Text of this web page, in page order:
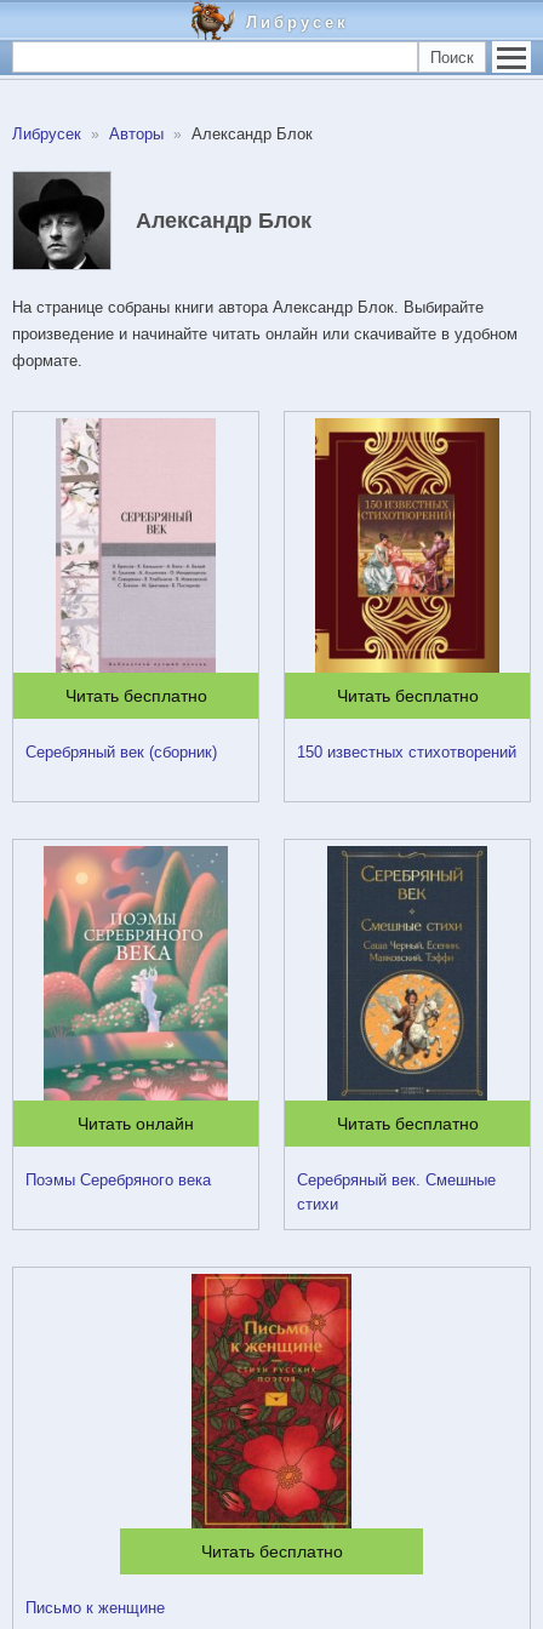
Либрусек
Поиск
Либрусек Авторы Александр Блок
Александр Блок
На странице собраны книги автора Александр Блок. Выбирайте
произведение и начинайте читать онлайн или скачивайте в удобном
формате.
Читать бесплатно
Серебряный век (сборник)
Читать бесплатно
150 известных стихотворений
Читать онлайн
Поэмы Серебряного века
Читать бесплатно
Серебряный век. Смешные
стихи
Читать бесплатно
Письмо к женщине